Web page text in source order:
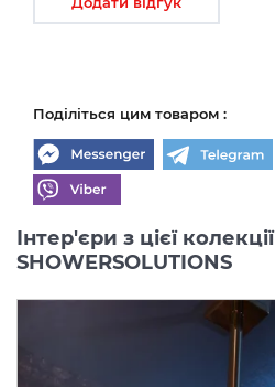
Поділіться цим товаром :
Інтер'єри з цієї колекції
SHOWERSOLUTIONS